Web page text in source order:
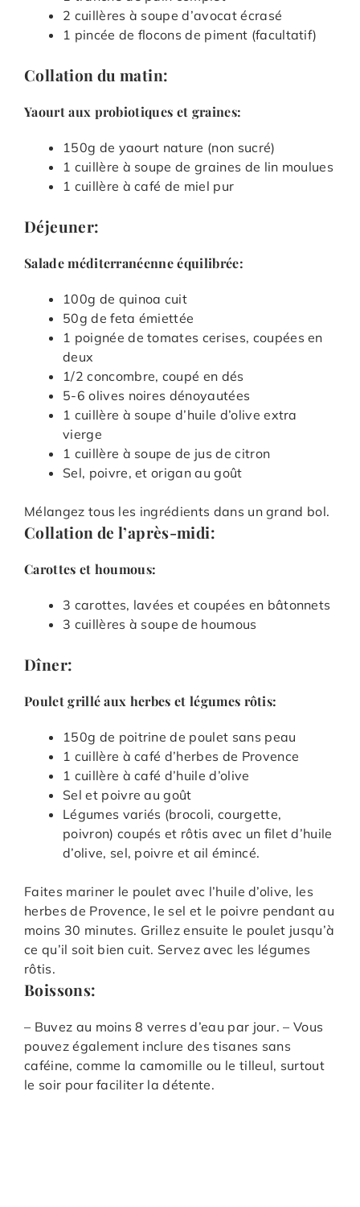
2 cuillères à soupe d’avocat écrasé
1 pincée de flocons de piment (facultatif)
Collation du matin:
Yaourt aux probiotiques et graines:
150g de yaourt nature (non sucré)
1 cuillère à soupe de graines de lin moulues
1 cuillère à café de miel pur
Déjeuner:
Salade méditerranéenne équilibrée:
100g de quinoa cuit
50g de feta émiettée
1 poignée de tomates cerises, coupées en
deux
1/2 concombre, coupé en dés
5-6 olives noires dénoyautées
1 cuillère à soupe d’huile d’olive extra
vierge
1 cuillère à soupe de jus de citron
Sel, poivre, et origan au goût
Mélangez tous les ingrédients dans un grand bol.
Collation de l’après-midi:
Carottes et houmous:
3 carottes, lavées et coupées en bâtonnets
3 cuillères à soupe de houmous
Dîner:
Poulet grillé aux herbes et légumes rôtis:
150g de poitrine de poulet sans peau
1 cuillère à café d’herbes de Provence
1 cuillère à café d’huile d’olive
Sel et poivre au goût
Légumes variés (brocoli, courgette,
poivron) coupés et rôtis avec un filet d’huile
d’olive, sel, poivre et ail émincé.
Faites mariner le poulet avec l’huile d’olive, les
herbes de Provence, le sel et le poivre pendant au
moins 30 minutes. Grillez ensuite le poulet jusqu’à
ce qu’il soit bien cuit. Servez avec les légumes
rôtis.
Boissons:
– Buvez au moins 8 verres d’eau par jour. – Vous
pouvez également inclure des tisanes sans
caféine, comme la camomille ou le tilleul, surtout
le soir pour faciliter la détente.